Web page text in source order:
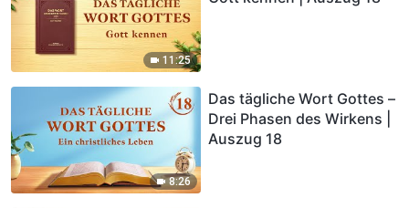
11:25
8:26
Das tägliche Wort Gottes –
Drei Phasen des Wirkens |
Auszug 18